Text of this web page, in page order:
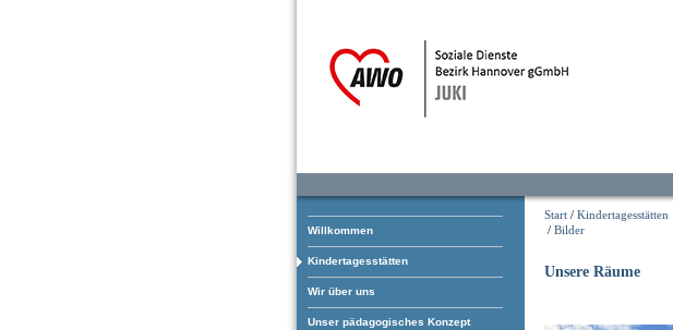
Willkommen
Kindertagesstätten
Wir über uns
Unser pädagogisches Konzept
Start / Kindertagesstätten
/ Bilder
Unsere Räume